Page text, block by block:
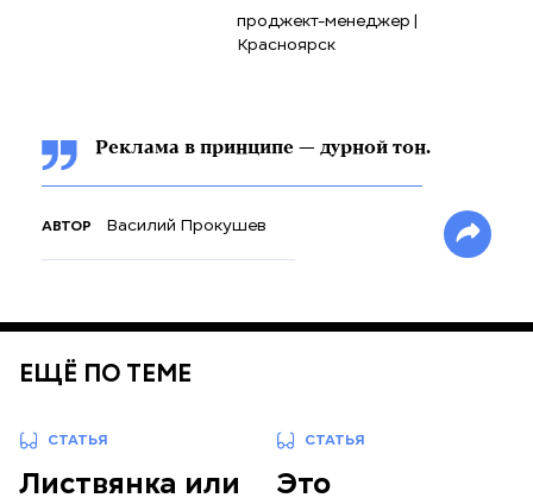
проджект-менеджер |
Красноярск
Реклама в принципе — дурной тон.
АВТОР Василий Прокушев
ЕЩЁ ПО ТЕМЕ
СТАТЬЯ
Листвянка или
СТАТЬЯ
Это